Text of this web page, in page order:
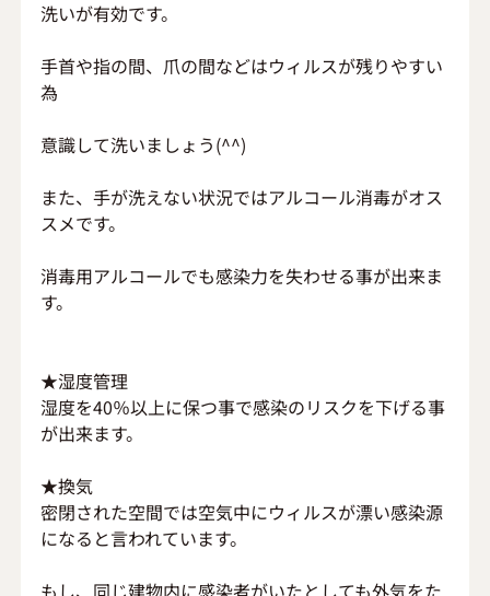
洗いが有効です。
手首や指の間、爪の間などはウィルスが残りやすい
為
意識して洗いましょう(^^)
また、手が洗えない状況ではアルコール消毒がオス
スメです。
消毒用アルコールでも感染力を失わせる事が出来ま
す。
★湿度管理
湿度を40％以上に保つ事で感染のリスクを下げる事
が出来ます。
★換気
密閉された空間では空気中にウィルスが漂い感染源
になると言われています。
もし、同じ建物内に感染者がいたとしても外気をた